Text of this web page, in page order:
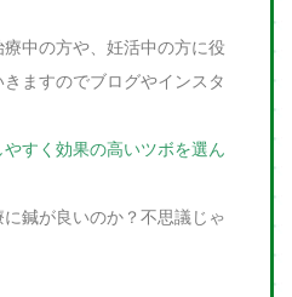
中の方や、妊活中の方に役
ますのでブログやインスタ
すく効果の高いツボを選ん
鍼が良いのか？不思議じゃ